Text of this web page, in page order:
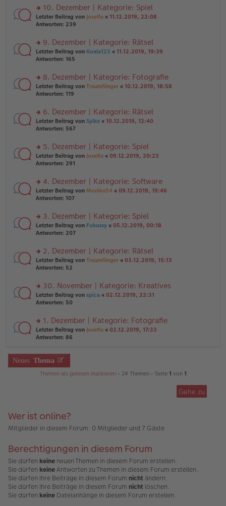
tr
a
g
e
n
er
tr
a
g
n
g
el
e
n
er
tr
a
g
rs
te
n
g
el
e
n
er
tr
a
g
10. Dezember | Kategorie: Spiel
Letzter Beitrag von Josefia « 11.12.2019, 22:08
Antworten: 239
rs
te
n
g
el
e
n
er
tr
a
g
9. Dezember | Kategorie: Rätsel
Letzter Beitrag von Koala123 « 11.12.2019, 19:39
Antworten: 165
rs
te
n
g
el
e
n
er
tr
a
g
8. Dezember | Kategorie: Fotografie
Letzter Beitrag von Traumfänger « 10.12.2019, 18:58
Antworten: 119
rs
te
n
g
el
e
n
er
tr
a
g
6. Dezember | Kategorie: Rätsel
Letzter Beitrag von Sylke « 10.12.2019, 12:40
Antworten: 567
rs
te
n
g
el
e
n
er
tr
a
g
5. Dezember | Kategorie: Spiel
Letzter Beitrag von Josefia « 09.12.2019, 20:23
Antworten: 291
rs
te
n
g
el
e
n
er
tr
a
g
4. Dezember | Kategorie: Software
Letzter Beitrag von Monika54 « 09.12.2019, 19:46
Antworten: 107
rs
te
n
g
el
e
n
er
tr
a
g
3. Dezember | Kategorie: Spiel
Letzter Beitrag von Fokussy « 05.12.2019, 00:18
Antworten: 207
rs
te
n
g
el
e
n
er
tr
a
2. Dezember | Kategorie: Rätsel
Letzter Beitrag von Traumfänger « 03.12.2019, 15:13
Antworten: 52
rs
te
n
g
el
e
n
er
30. November | Kategorie: Kreatives
Letzter Beitrag von spica « 02.12.2019, 22:31
Antworten: 50
rs
te
n
g
ei
tr
1. Dezember | Kategorie: Fotografie
Letzter Beitrag von Josefia « 02.12.2019, 17:33
Antworten: 86
Neues Thema
Themen als gelesen markieren• 24 Themen • Seite 1 von 1
Gehe zu
Wer ist online?
Mitglieder in diesem Forum: 0 Mitglieder und 7 Gäste
Berechtigungen in diesem Forum
Sie dürfen keine neuen Themen in diesem Forum erstellen.
Sie dürfen keineAntworten zu Themen in diesem Forum erstellen.
Sie dürfen Ihre Beiträge in diesem Forum nicht ändern.
Sie dürfen Ihre Beiträge in diesem Forum nicht löschen.
Sie dürfen keine Dateianhänge in diesem Forum erstellen.